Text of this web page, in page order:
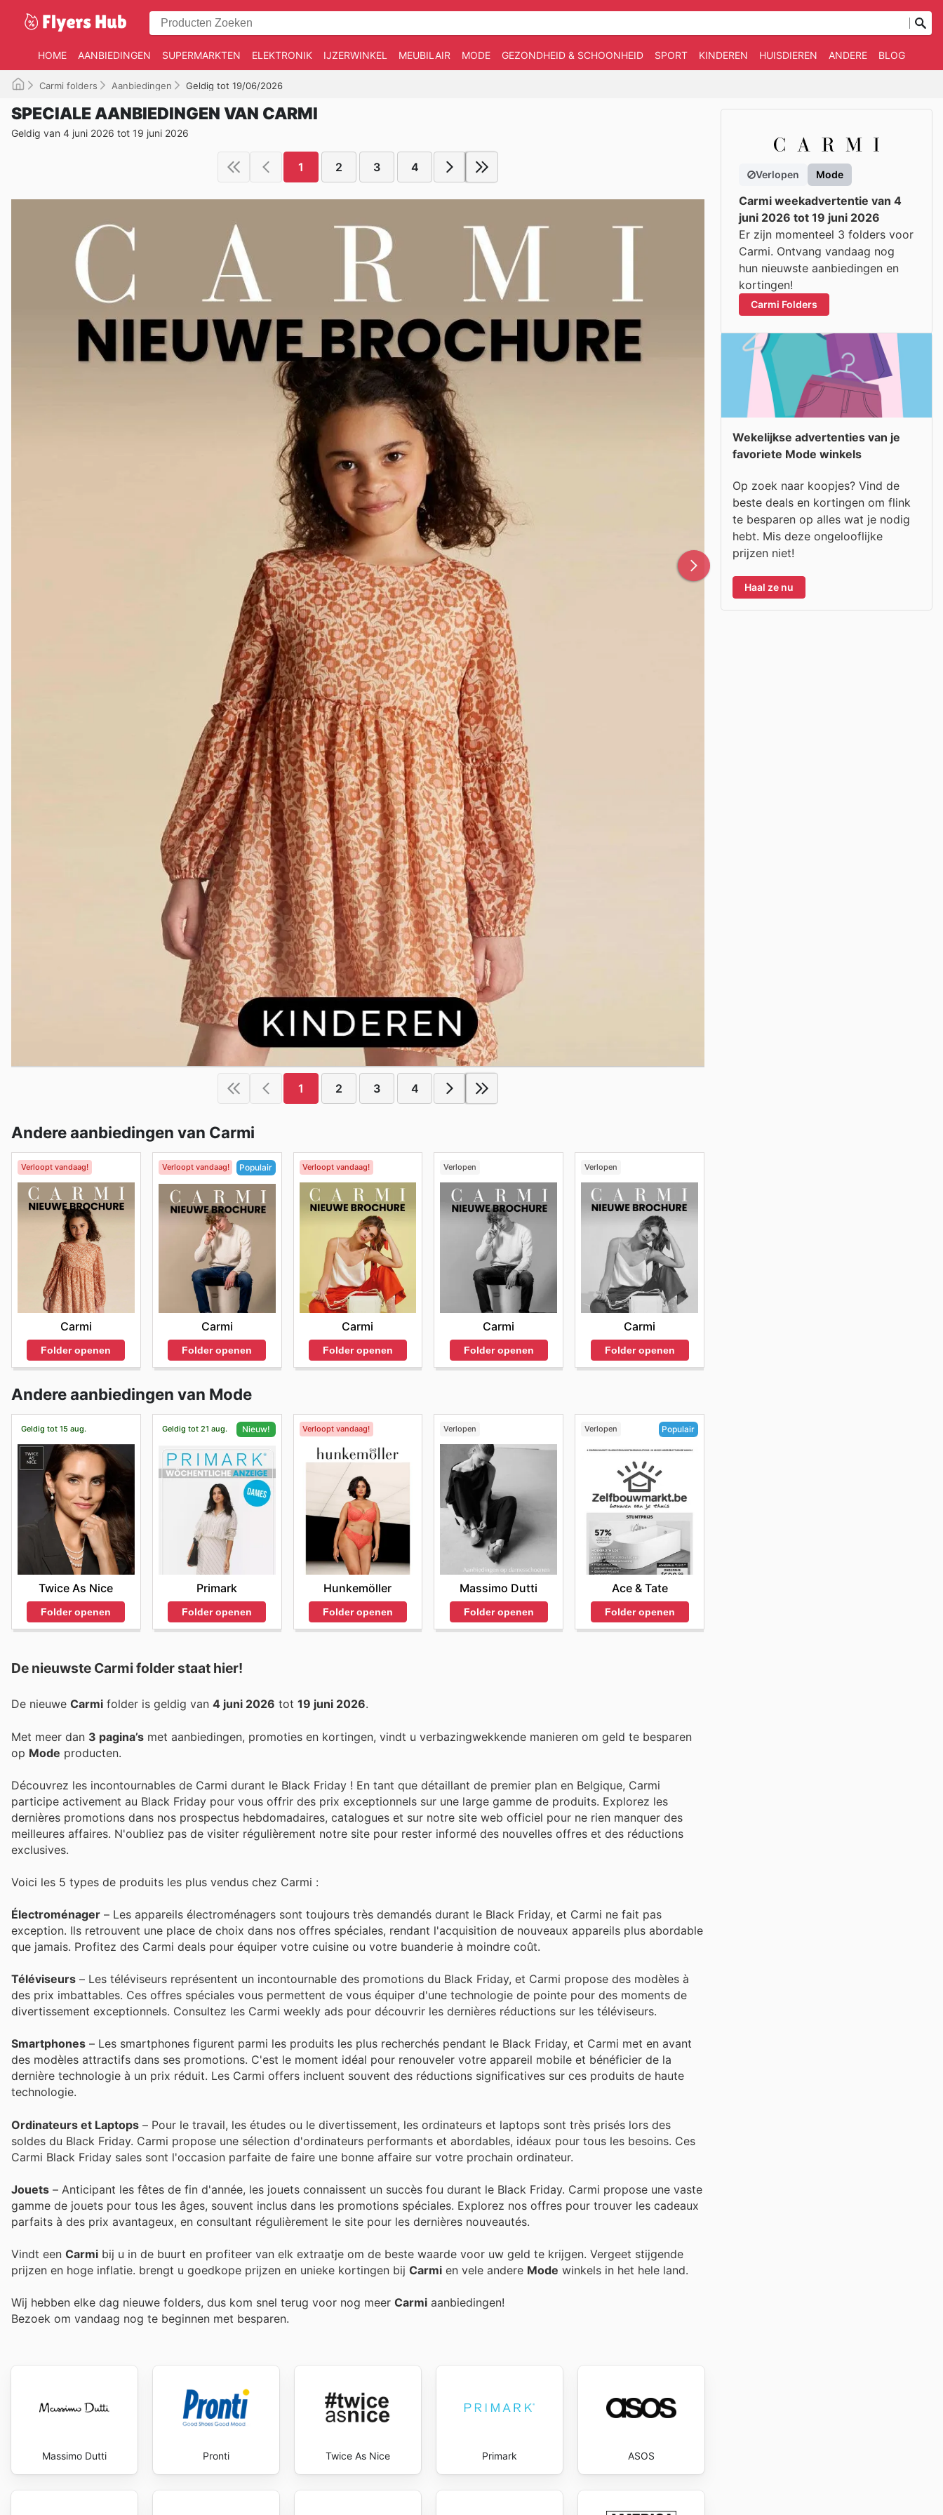
HOME AANBIEDINGEN SUPERMARKTEN ELEKTRONIK IJZERWINKEL MEUBILAIR MODE GEZONDHEID & SCHOONHEID SPORT KINDEREN HUISDIEREN ANDERE BLOG
Carmi folders Aanbiedingen Geldig tot 19/06/2026
SPECIALE AANBIEDINGEN VAN CARMI
Geldig van 4 juni 2026 tot 19 juni 2026
1 2 3 4
1 2 3 4
Andere aanbiedingen van Carmi
Verloopt vandaag!
Carmi
Folder openen
Verloopt vandaag! Populair
Carmi
Folder openen
Verloopt vandaag!
Carmi
Folder openen
Verlopen
Carmi
Folder openen
Verlopen
Carmi
Folder openen
Andere aanbiedingen van Mode
Geldig tot 15 aug.
Twice As Nice
Folder openen
Geldig tot 21 aug. Nieuw!
Primark
Folder openen
Verloopt vandaag!
Hunkemöller
Folder openen
Verlopen
Massimo Dutti
Folder openen
Verlopen Populair
Ace & Tate
Folder openen
De nieuwste Carmi folder staat hier!
De nieuwe Carmi folder is geldig van 4 juni 2026 tot 19 juni 2026.
Met meer dan 3 pagina’s met aanbiedingen, promoties en kortingen, vindt u verbazingwekkende manieren om geld te besparen
op Mode producten.
Découvrez les incontournables de Carmi durant le Black Friday ! En tant que détaillant de premier plan en Belgique, Carmi
participe activement au Black Friday pour vous offrir des prix exceptionnels sur une large gamme de produits. Explorez les
dernières promotions dans nos prospectus hebdomadaires, catalogues et sur notre site web officiel pour ne rien manquer des
meilleures affaires. N'oubliez pas de visiter régulièrement notre site pour rester informé des nouvelles offres et des réductions
exclusives.
Voici les 5 types de produits les plus vendus chez Carmi :
Électroménager – Les appareils électroménagers sont toujours très demandés durant le Black Friday, et Carmi ne fait pas
exception. Ils retrouvent une place de choix dans nos offres spéciales, rendant l'acquisition de nouveaux appareils plus abordable
que jamais. Profitez des Carmi deals pour équiper votre cuisine ou votre buanderie à moindre coût.
Téléviseurs – Les téléviseurs représentent un incontournable des promotions du Black Friday, et Carmi propose des modèles à
des prix imbattables. Ces offres spéciales vous permettent de vous équiper d'une technologie de pointe pour des moments de
divertissement exceptionnels. Consultez les Carmi weekly ads pour découvrir les dernières réductions sur les téléviseurs.
Smartphones – Les smartphones figurent parmi les produits les plus recherchés pendant le Black Friday, et Carmi met en avant
des modèles attractifs dans ses promotions. C'est le moment idéal pour renouveler votre appareil mobile et bénéficier de la
dernière technologie à un prix réduit. Les Carmi offers incluent souvent des réductions significatives sur ces produits de haute
technologie.
Ordinateurs et Laptops – Pour le travail, les études ou le divertissement, les ordinateurs et laptops sont très prisés lors des
soldes du Black Friday. Carmi propose une sélection d'ordinateurs performants et abordables, idéaux pour tous les besoins. Ces
Carmi Black Friday sales sont l'occasion parfaite de faire une bonne affaire sur votre prochain ordinateur.
Jouets – Anticipant les fêtes de fin d'année, les jouets connaissent un succès fou durant le Black Friday. Carmi propose une vaste
gamme de jouets pour tous les âges, souvent inclus dans les promotions spéciales. Explorez nos offres pour trouver les cadeaux
parfaits à des prix avantageux, en consultant régulièrement le site pour les dernières nouveautés.
Vindt een Carmi bij u in de buurt en profiteer van elk extraatje om de beste waarde voor uw geld te krijgen. Vergeet stijgende
prijzen en hoge inflatie. brengt u goedkope prijzen en unieke kortingen bij Carmi en vele andere Mode winkels in het hele land.
Wij hebben elke dag nieuwe folders, dus kom snel terug voor nog meer Carmi aanbiedingen!
Bezoek om vandaag nog te beginnen met besparen.
Massimo Dutti Pronti Twice As Nice Primark ASOS
Verlopen Mode
Carmi weekadvertentie van 4
juni 2026 tot 19 juni 2026
Er zijn momenteel 3 folders voor
Carmi. Ontvang vandaag nog
hun nieuwste aanbiedingen en
kortingen!
Carmi Folders
Wekelijkse advertenties van je
favoriete Mode winkels
Op zoek naar koopjes? Vind de
beste deals en kortingen om flink
te besparen op alles wat je nodig
hebt. Mis deze ongelooflijke
prijzen niet!
Haal ze nu